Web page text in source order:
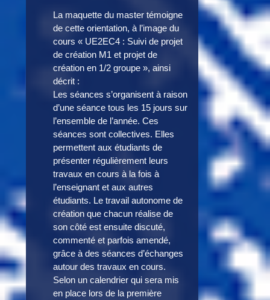
La maquette du master témoigne
de cette orientation, à l’image du
cours « UE2EC4 : Suivi de projet
de création M1 et projet de
création en 1/2 groupe », ainsi
décrit :
Les séances s’organisent à raison
d’une séance tous les 15 jours sur
l’ensemble de l’année. Ces
séances sont collectives. Elles
permettent aux étudiants de
présenter régulièrement leurs
travaux en cours à la fois à
l’enseignant et aux autres
étudiants. Le travail autonome de
création que chacun réalise de
son côté est ensuite discuté,
commenté et parfois amendé,
grâce à des séances d’échanges
autour des travaux en cours.
Selon un calendrier qui sera mis
en place lors de la première